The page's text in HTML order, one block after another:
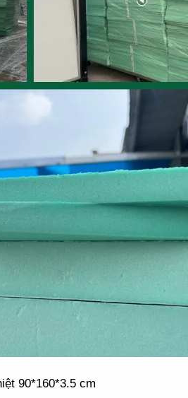
90*160*3.5 cm